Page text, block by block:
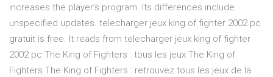
increases the player’s program. Its differences include
unspecified updates. telecharger jeux king of fighter 2002 pc
gratuit is free. It reads from telecharger jeux king of fighter
2002 pc The King of Fighters : tous les jeux The King of
Fighters The King of Fighters : retrouvez tous les jeux de la